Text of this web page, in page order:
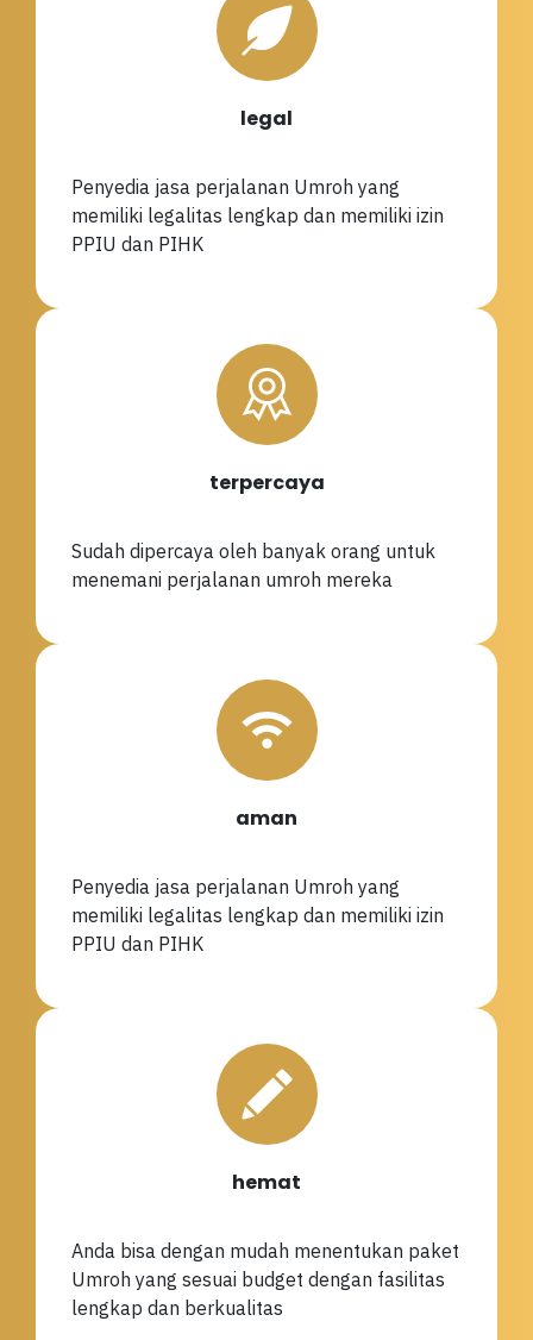
legal
Penyedia jasa perjalanan Umroh yang
memiliki legalitas lengkap dan memiliki izin
PPIU dan PIHK
terpercaya
Sudah dipercaya oleh banyak orang untuk
menemani perjalanan umroh mereka
aman
Penyedia jasa perjalanan Umroh yang
memiliki legalitas lengkap dan memiliki izin
PPIU dan PIHK
hemat
Anda bisa dengan mudah menentukan paket
Umroh yang sesuai budget dengan fasilitas
lengkap dan berkualitas